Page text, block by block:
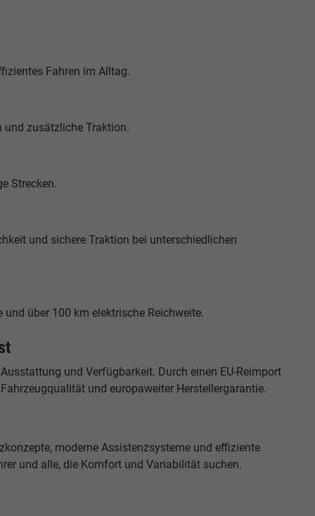
Fahren im Alltag.
und zusätzliche Traktion.
Strecken.
und sichere Traktion bei unterschiedlichen
und über 100 km elektrische Reichweite.
und Verfügbarkeit. Durch einen EU-Reimport
und europaweiter Herstellergarantie.
moderne Assistenzsysteme und effiziente
und alle, die Komfort und Variabilität suchen.